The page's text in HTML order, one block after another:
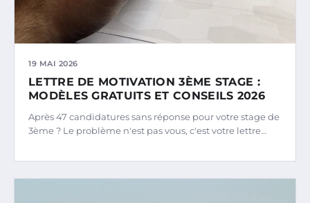
19 MAI 2026
LETTRE DE MOTIVATION 3ÈME STAGE :
MODÈLES GRATUITS ET CONSEILS 2026
Après 47 candidatures sans réponse pour votre stage de
3ème ? Le problème n'est pas vous, c'est votre lettre…